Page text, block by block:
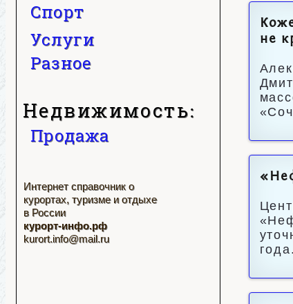
Спорт
Услуги
Разное
Недвижимость:
Продажа
Интернет справочник о
курортах, туризме и отдыхе
в России
курорт-инфо.рф
kurort.info@mail.ru
не